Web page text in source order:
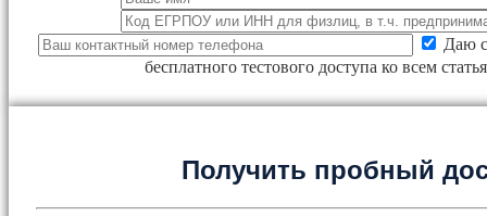
Даю
бесплатного тестового доступа ко всем
Получить пробный